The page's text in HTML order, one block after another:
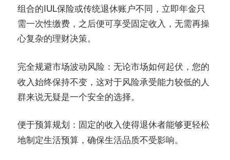
组合的IUL保险或传统退休账户不同，立即年金只
需一次性缴费，之后便可享受固定收入，无需再操
心复杂的理财决策。
完全规避市场波动风险 ：无论市场如何起伏，您的
收入始终保持不变，这对于风险承受能力较低的人
群来说无疑是一个安全的选择。
便于预算规划 ：固定的收入使得退休者能够更轻松
地制定生活预算，确保生活品质不受影响。